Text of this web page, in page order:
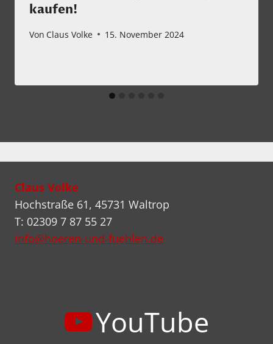
kaufen!
Von Claus Volke 15. November 2024
Claus Volke
Hochstraße 61, 45731 Waltrop
T: 02309 7 87 55 27
info@hoeren-und-fuehlen.de
YouTube